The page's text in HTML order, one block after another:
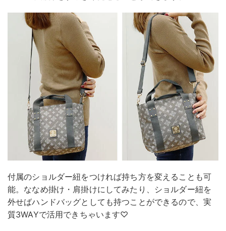
付属のショルダー紐をつければ持ち方を変えることも可
能。ななめ掛け・肩掛けにしてみたり、ショルダー紐を
外せばハンドバッグとしても持つことができるので、実
質3WAYで活用できちゃいます♡